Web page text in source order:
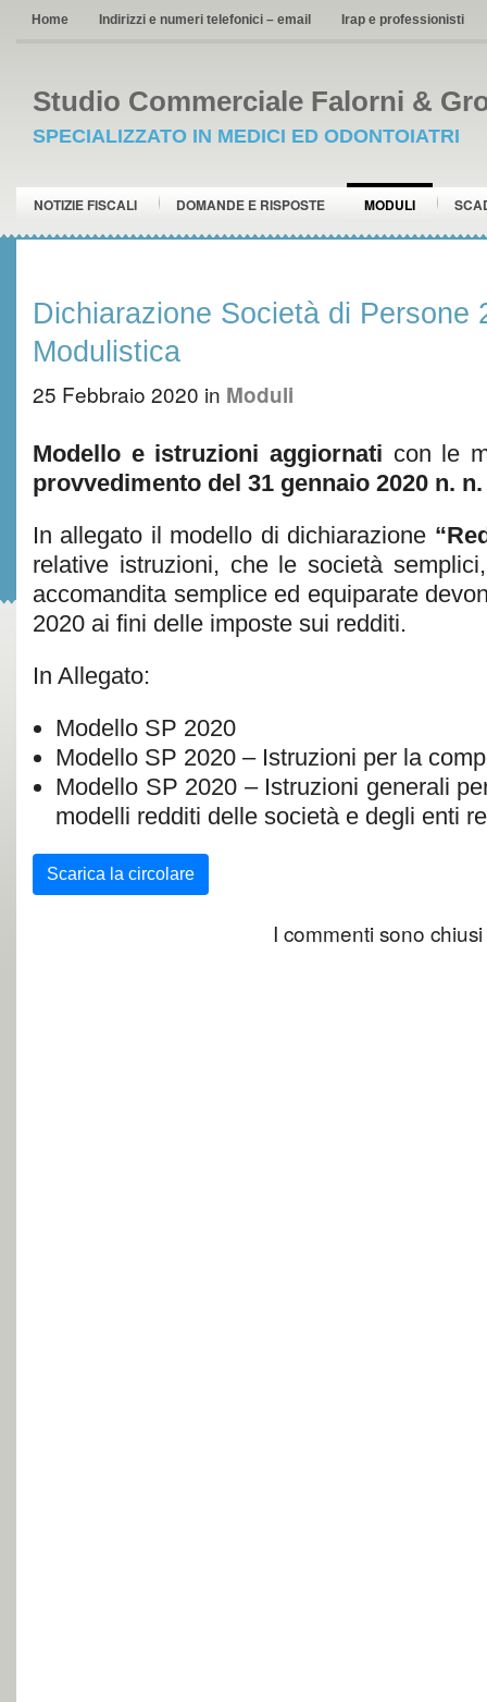
Home Indirizzi e numeri telefonici – email Irap e professionisti
Studio Commerciale Falorni &
SPECIALIZZATO IN MEDICI ED ODONTOIATRI
NOTIZIE FISCALI DOMANDE E RISPOSTE MODULI
Dichiarazione Società di Persone
Modulistica
25 Febbraio 2020 in Moduli
Modello e istruzioni aggiornati con le
provvedimento del 31 gennaio 2020 n. n.
In allegato il modello di dichiarazione
relative istruzioni, che le società
accomandita semplice ed equiparate
2020 ai fini delle imposte sui redditi.
In Allegato:
Modello SP 2020
Modello SP 2020 – Istruzioni per la
Modello SP 2020 – Istruzioni generali
modelli redditi delle società e degli enti
Scarica la circolare
I commenti sono chiusi